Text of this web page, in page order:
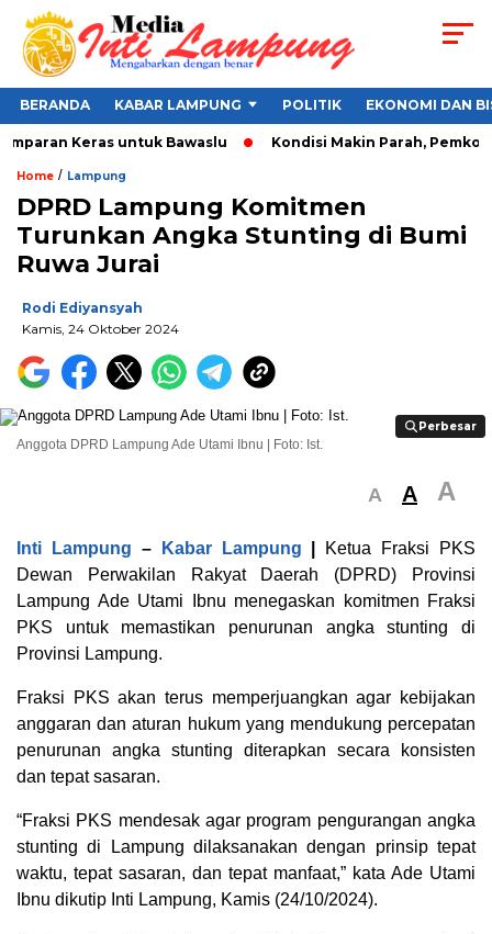
BERANDA KABAR LAMPUNG POLITIK EKONOMI DAN
Keras untuk Bawaslu Kondisi Makin Parah, Pemkot
Home / Lampung
DPRD Lampung Komitmen
Turunkan Angka Stunting di Bumi
Ruwa Jurai
Rodi Ediyansyah
Kamis, 24 Oktober 2024
Perbesar
Perbesar
Anggota DPRD Lampung Ade Utami Ibnu | Foto: Ist.
A A A
Inti Lampung – Kabar Lampung
Ketua Fraksi PKS
Dewan Perwakilan Rakyat Daerah (DPRD) Provinsi
Lampung Ade Utami Ibnu menegaskan komitmen Fraksi
PKS untuk memastikan penurunan angka stunting di
Provinsi Lampung.
Fraksi PKS akan terus memperjuangkan agar kebijakan
anggaran dan aturan hukum yang mendukung percepatan
penurunan angka stunting diterapkan secara konsisten
dan tepat sasaran.
“Fraksi PKS mendesak agar program pengurangan angka
stunting di Lampung dilaksanakan dengan prinsip tepat
waktu, tepat sasaran, dan tepat manfaat,” kata Ade Utami
Ibnu dikutip Inti Lampung, Kamis (24/10/2024).